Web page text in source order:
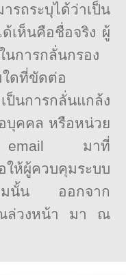
ถระบุได้ว่าเป็น
เห็นคือชื่อจริง ผู้
การกลั่นกรอง
ดที่ขัดต่อ
ป็นการกลั่นแกล้ง
บุคคล หรือหน่วย
มาที่
ให้ผู้ควบคุมระบบ
ามนั้น ออกจาก
ล่วงหน้า มา ณ